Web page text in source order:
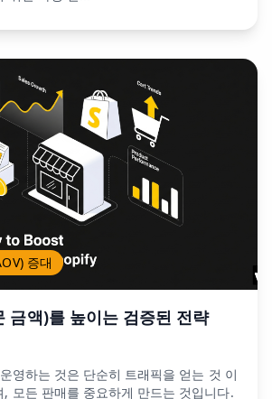
증대
금액)를 높이는 검증된 전략
영하는 것은 단순히 트래픽을 얻는 것 이
모든 판매를 중요하게 만드는 것입니다.